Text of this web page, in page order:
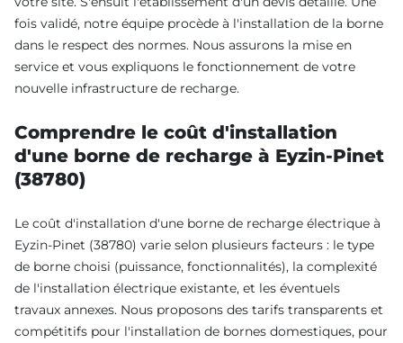
fois validé, notre équipe procède à l'installation de la borne
dans le respect des normes. Nous assurons la mise en
service et vous expliquons le fonctionnement de votre
nouvelle infrastructure de recharge.
Comprendre le coût d'installation
d'une borne de recharge à Eyzin-Pinet
(38780)
Le coût d'installation d'une borne de recharge électrique à
Eyzin-Pinet (38780) varie selon plusieurs facteurs : le type
de borne choisi (puissance, fonctionnalités), la complexité
de l'installation électrique existante, et les éventuels
travaux annexes. Nous proposons des tarifs transparents et
compétitifs pour l'installation de bornes domestiques, pour